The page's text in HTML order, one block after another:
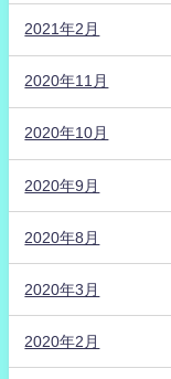
2021年2月
2020年11月
2020年10月
2020年9月
2020年8月
2020年3月
2020年2月